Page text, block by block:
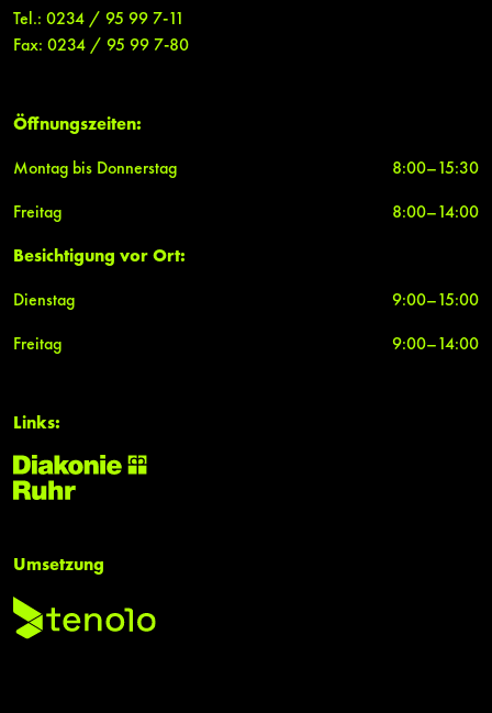
Tel.: 0234 / 95 99 7-11
Fax: 0234 / 95 99 7-80
Öffnungszeiten:
Montag bis Donnerstag 8:00–15:30
Freitag 8:00–14:00
Besichtigung vor Ort:
Dienstag 9:00–15:00
Freitag 9:00–14:00
Links:
Umsetzung